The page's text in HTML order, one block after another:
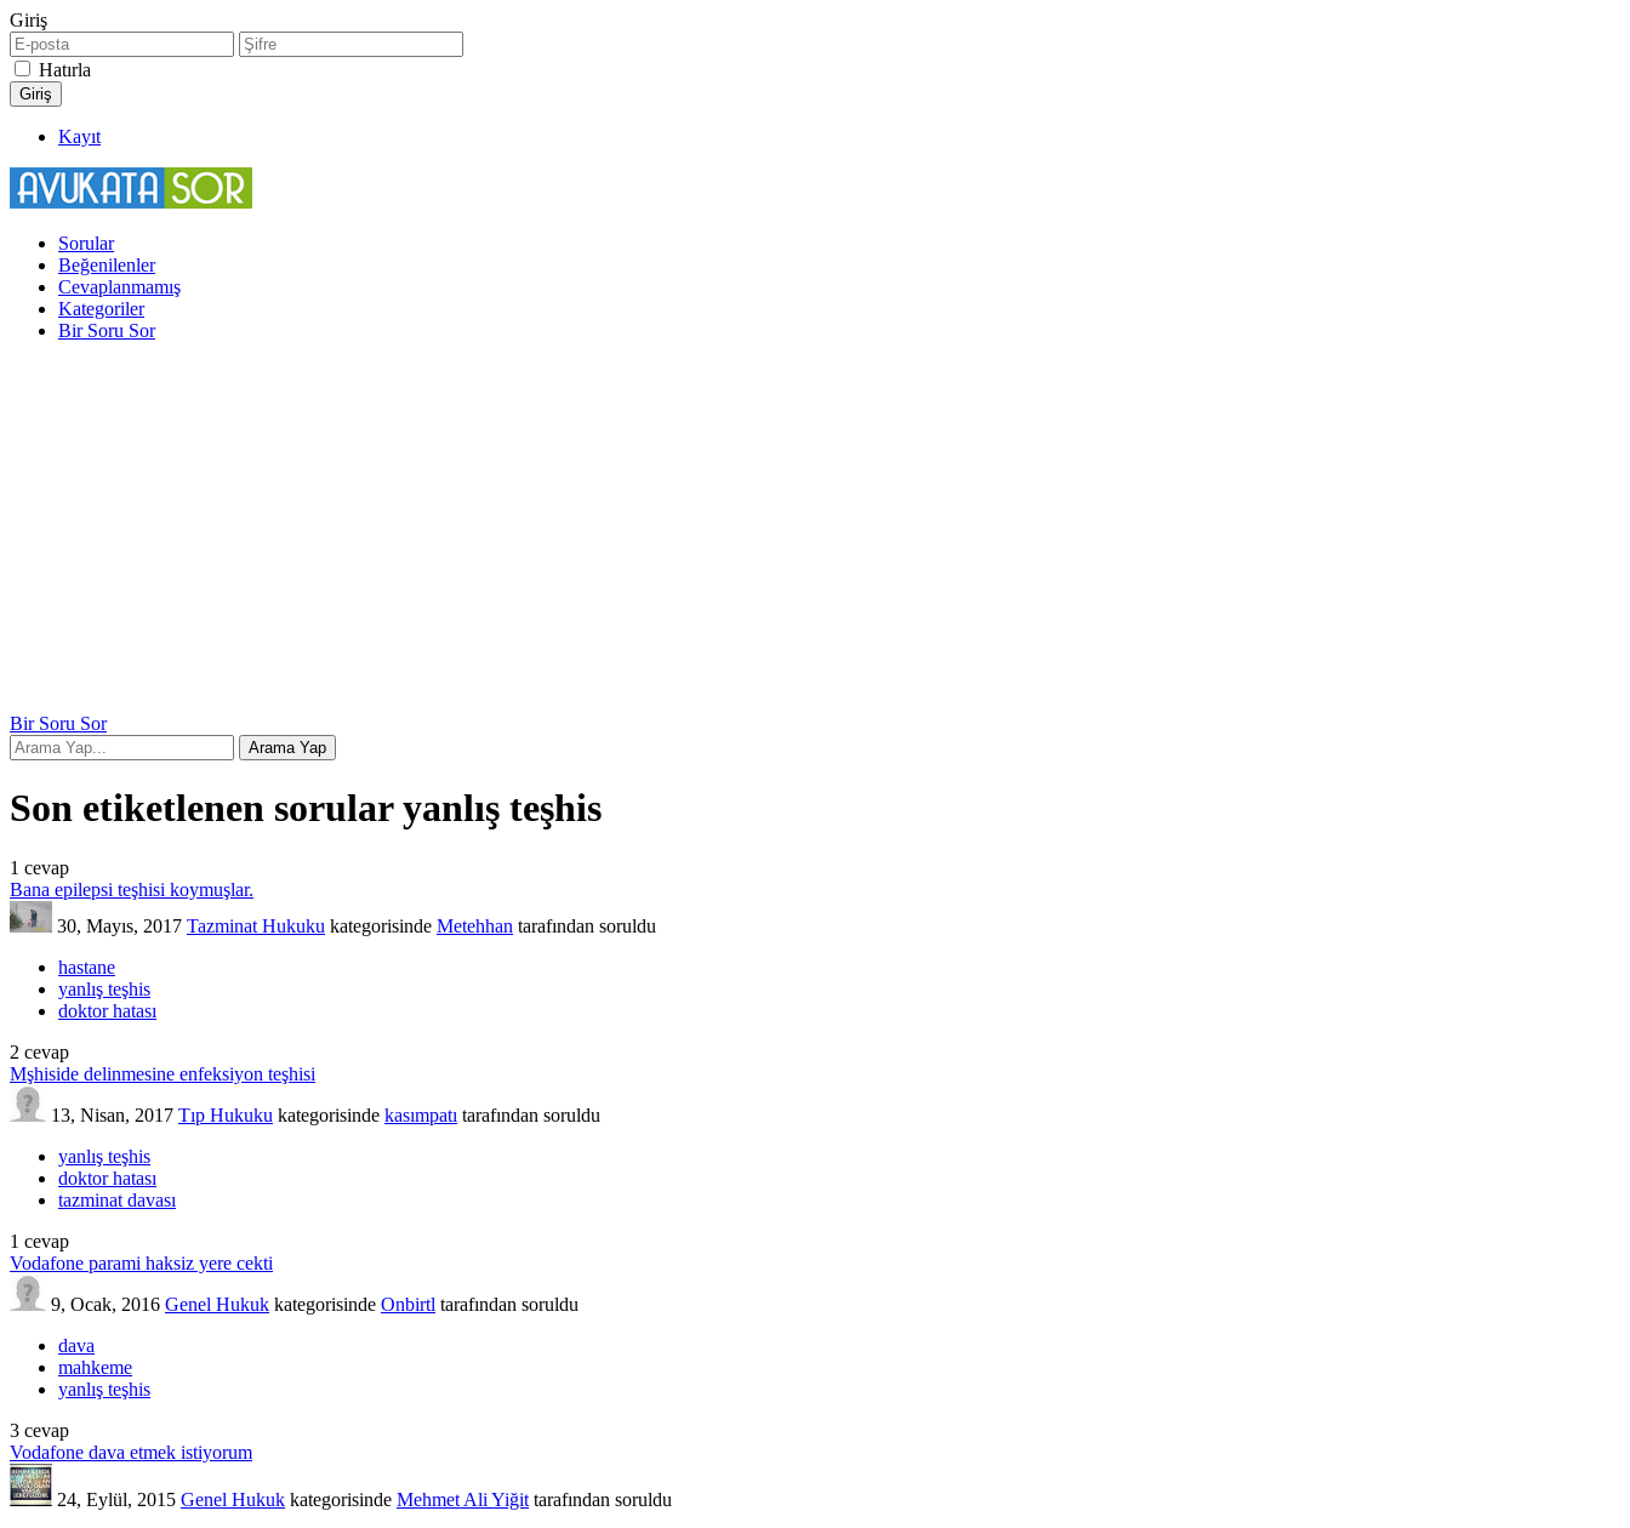
Giriş
Hatırla
Kayıt
Sorular
Beğenilenler
Cevaplanmamış
Kategoriler
Bir Soru Sor
Bir Soru Sor
Son etiketlenen sorular yanlış teşhis
1 cevap
Bana epilepsi teşhisi koymuşlar.
30, Mayıs, 2017 Tazminat Hukuku kategorisinde Metehhan tarafından soruldu
hastane
yanlış teşhis
doktor hatası
2 cevap
Mşhiside delinmesine enfeksiyon teşhisi
13, Nisan, 2017 Tıp Hukuku kategorisinde kasımpatı tarafından soruldu
yanlış teşhis
doktor hatası
tazminat davası
1 cevap
Vodafone parami haksiz yere cekti
9, Ocak, 2016 Genel Hukuk kategorisinde Onbirtl tarafından soruldu
dava
mahkeme
yanlış teşhis
3 cevap
Vodafone dava etmek istiyorum
24, Eylül, 2015 Genel Hukuk kategorisinde Mehmet Ali Yiğit tarafından soruldu